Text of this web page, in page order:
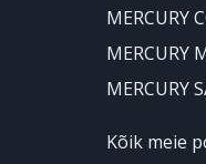
MERCURY
MERCURY
MERCURY
Kõik meie